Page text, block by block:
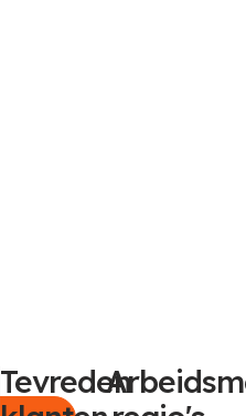
Tevreden